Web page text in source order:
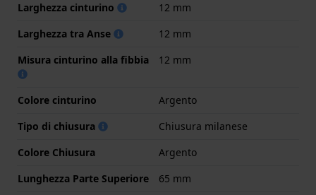
Larghezza cinturino
12 mm
Larghezza tra Anse
12 mm
Misura cinturino alla fibbia
12 mm
Colore cinturino
Argento
Tipo di chiusura
Chiusura milanese
Colore Chiusura
Argento
Lunghezza Parte Superiore
65 mm